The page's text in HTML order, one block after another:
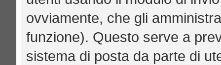
ovviamente, che gli
funzione). Questo serve a
sistema di posta da parte di